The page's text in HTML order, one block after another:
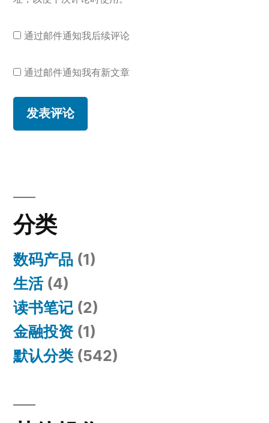
通过邮件通知我后续评论
通过邮件通知我有新文章
分类
数码产品 (1)
生活(4)
读书笔记 (2)
金融投资(1)
默认分类 (542)